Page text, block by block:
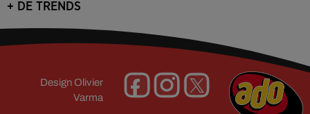
+ DE TRENDS
Design Olivier
Varma